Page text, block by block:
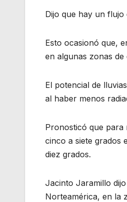
Dijo que hay un
Esto ocasionó que,
en algunas zonas
El potencial de
al haber menos
Pronosticó que para
cinco a siete grados
diez grados.
Jacinto Jaramillo
Norteamérica, en la